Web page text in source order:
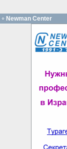
Newman Center